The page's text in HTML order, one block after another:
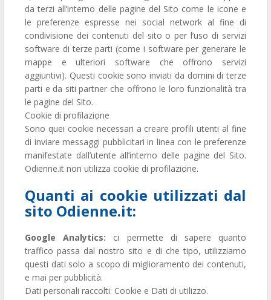
da terzi all’interno delle pagine del Sito come le icone e
le preferenze espresse nei social network al fine di
condivisione dei contenuti del sito o per l’uso di servizi
software di terze parti (come i software per generare le
mappe e ulteriori software che offrono servizi
aggiuntivi). Questi cookie sono inviati da domini di terze
parti e da siti partner che offrono le loro funzionalità tra
le pagine del Sito.
Cookie di profilazione
Sono quei cookie necessari a creare profili utenti al fine
di inviare messaggi pubblicitari in linea con le preferenze
manifestate dall’utente all’interno delle pagine del Sito.
Odienne.it non utilizza cookie di profilazione.
Quanti ai cookie utilizzati dal
sito Odienne.it:
Google Analytics: ci permette di sapere quanto
traffico passa dal nostro sito e di che tipo, utilizziamo
questi dati solo a scopo di miglioramento dei contenuti,
e mai per pubblicità.
Dati personali raccolti: Cookie e Dati di utilizzo.